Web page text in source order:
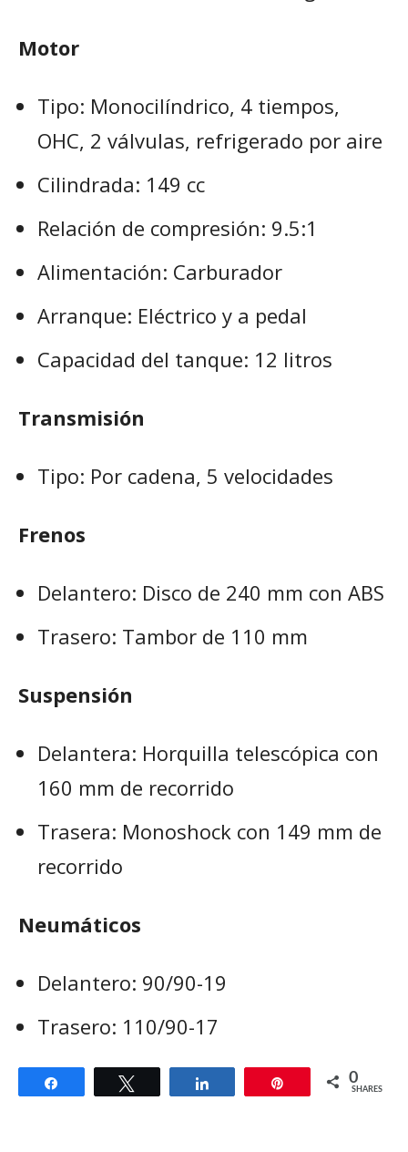
Motor
Tipo: Monocilíndrico, 4 tiempos,
OHC, 2 válvulas, refrigerado por aire
Cilindrada: 149 cc
Relación de compresión: 9.5:1
Alimentación: Carburador
Arranque: Eléctrico y a pedal
Capacidad del tanque: 12 litros
Transmisión
Tipo: Por cadena, 5 velocidades
Frenos
Delantero: Disco de 240 mm con ABS
Trasero: Tambor de 110 mm
Suspensión
Delantera: Horquilla telescópica con
160 mm de recorrido
Trasera: Monoshock con 149 mm de
recorrido
Neumáticos
Delantero: 90/90-19
Trasero: 110/90-17
0
SHARES